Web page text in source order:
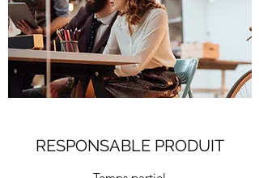
RESPONSABLE PRODUIT